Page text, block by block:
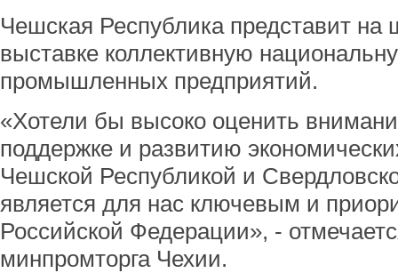
Чешская Республика представит
выставке коллективную
промышленных предприятий.
«Хотели бы высоко оценить
поддержке и развитию
Чешской Республикой и
является для нас ключевым и
Российской Федерации», -
минпромторга Чехии.